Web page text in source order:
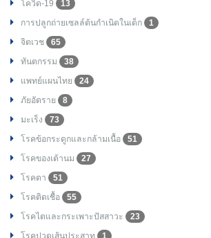
โควิด-19
13
การปลูกถ่ายเซลล์ต้นกำเนิดในเด็ก
1
จิตเวช
65
ทันตกรรม
38
แพทย์แผนไทย
24
ภัยอัตราย
8
มะเร็ง
73
โรคข้อกระดูกและกล้ามเนื้อ
51
โรคของเต้านม
27
โรคตา
51
โรคติดเชื้อ
55
โรคไตและกระเพาะปัสสาวะ
23
โรคปวดเส้นประสาท
1